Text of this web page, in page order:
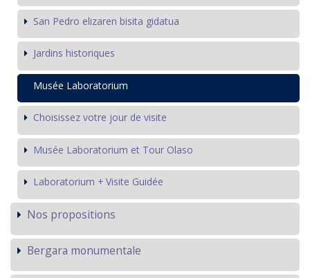
San Pedro elizaren bisita gidatua
Jardins historiques
Musée Laboratorium
Choisissez votre jour de visite
Musée Laboratorium et Tour Olaso
Laboratorium + Visite Guidée
Nos propositions
Bergara monumentale